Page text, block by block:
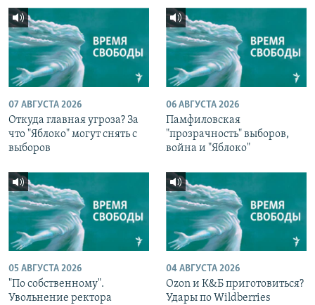
07 АВГУСТА 2026
Откуда главная угроза? За
что "Яблоко" могут снять с
выборов
06 АВГУСТА 2026
Памфиловская
"прозрачность" выборов,
война и "Яблоко"
05 АВГУСТА 2026
"По собственному".
Увольнение ректора
04 АВГУСТА 2026
Ozon и К&Б приготовиться?
Удары по Wildberries